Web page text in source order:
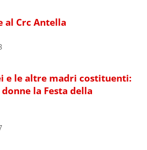
al Crc Antella
e le altre madri costituenti:
la Festa della